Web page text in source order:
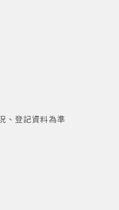
、登記資料為準